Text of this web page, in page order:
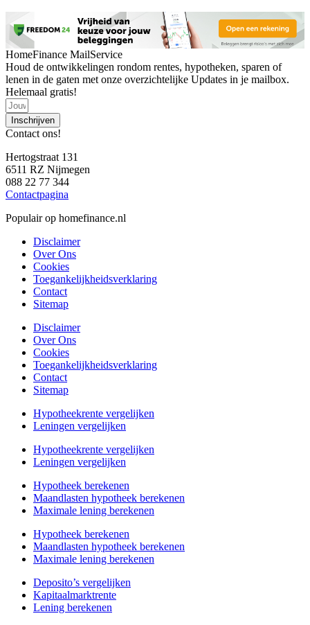
HomeFinance MailService
Houd de ontwikkelingen rondom rentes, hypotheken, sparen of
lenen in de gaten met onze overzichtelijke Updates in je mailbox.
Helemaal gratis!
Inschrijven
Contact ons!
Hertogstraat 131
6511 RZ Nijmegen
088 22 77 344
Contactpagina
Populair op homefinance.nl
Disclaimer
Over Ons
Cookies
Toegankelijkheidsverklaring
Contact
Sitemap
Disclaimer
Over Ons
Cookies
Toegankelijkheidsverklaring
Contact
Sitemap
Hypotheekrente vergelijken
Leningen vergelijken
Hypotheekrente vergelijken
Leningen vergelijken
Hypotheek berekenen
Maandlasten hypotheek berekenen
Maximale lening berekenen
Hypotheek berekenen
Maandlasten hypotheek berekenen
Maximale lening berekenen
Deposito’s vergelijken
Kapitaalmarktrente
Lening berekenen